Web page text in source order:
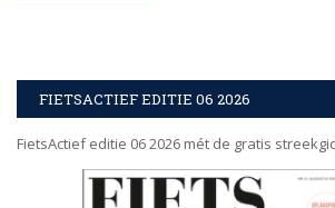
FIETSACTIEF EDITIE 06 2026
FietsActief editie 06 2026 mét de gratis